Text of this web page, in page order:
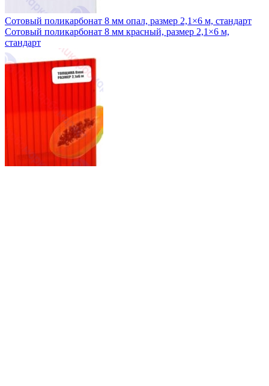
Сотовый поликарбонат 8 мм опал, размер 2,1×6 м, стандарт
Сотовый поликарбонат 8 мм красный, размер 2,1×6 м,
стандарт